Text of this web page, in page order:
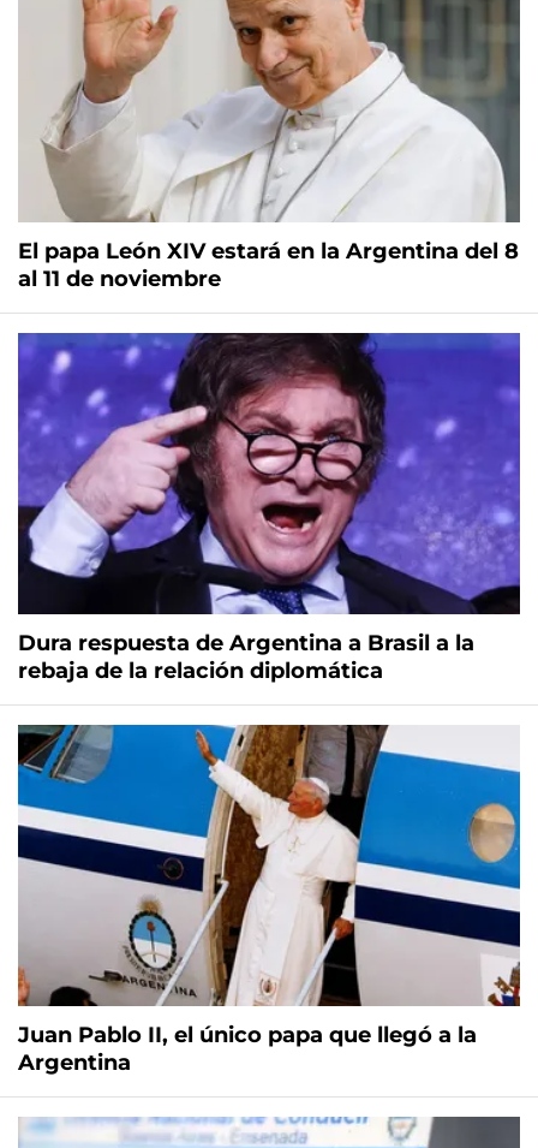
El papa León XIV estará en la Argentina del 8
al 11 de noviembre
Dura respuesta de Argentina a Brasil a la
rebaja de la relación diplomática
Juan Pablo II, el único papa que llegó a la
Argentina